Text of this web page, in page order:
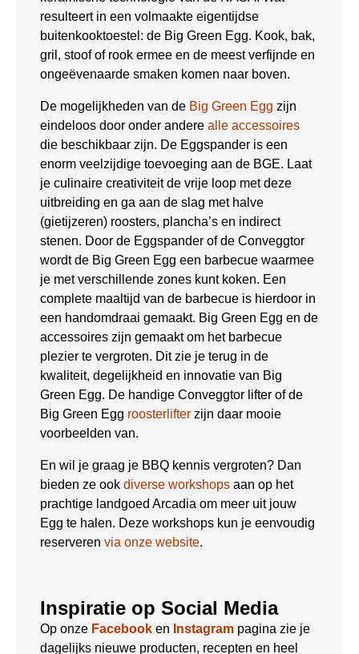
resulteert in een volmaakte eigentijdse
buitenkooktoestel: de Big Green Egg. Kook, bak,
gril, stoof of rook ermee en de meest verfijnde en
ongeëvenaarde smaken komen naar boven.
De mogelijkheden van de Big Green Egg zijn
eindeloos door onder andere alle accessoires
die beschikbaar zijn. De Eggspander is een
enorm veelzijdige toevoeging aan de BGE. Laat
je culinaire creativiteit de vrije loop met deze
uitbreiding en ga aan de slag met halve
(gietijzeren) roosters, plancha’s en indirect
stenen. Door de Eggspander of de Conveggtor
wordt de Big Green Egg een barbecue waarmee
je met verschillende zones kunt koken. Een
complete maaltijd van de barbecue is hierdoor in
een handomdraai gemaakt. Big Green Egg en de
accessoires zijn gemaakt om het barbecue
plezier te vergroten. Dit zie je terug in de
kwaliteit, degelijkheid en innovatie van Big
Green Egg. De handige Conveggtor lifter of de
Big Green Egg roosterlifter zijn daar mooie
voorbeelden van.
En wil je graag je BBQ kennis vergroten? Dan
bieden ze ook diverse workshops aan op het
prachtige landgoed Arcadia om meer uit jouw
Egg te halen. Deze workshops kun je eenvoudig
reserveren via onze website.
Inspiratie op Social Media
Op onze Facebook en Instagram pagina zie je
dagelijks nieuwe producten, recepten en heel